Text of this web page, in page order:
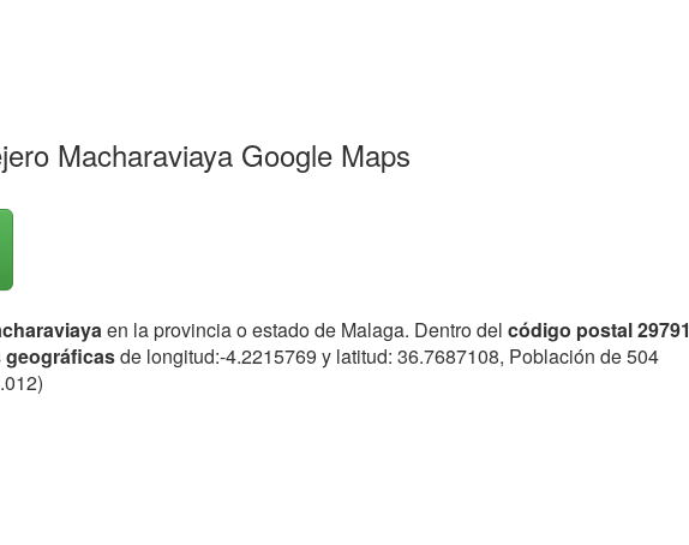
Macharaviaya Google Maps
en la provincia o estado de Malaga. Dentro del código postal 29791
de longitud:-4.2215769 y latitud: 36.7687108, Población de 504